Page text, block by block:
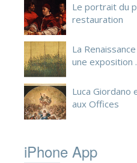
Le portrait du
restauration
La
une exposition
Luca Giordano
aux Offices
iPhone App